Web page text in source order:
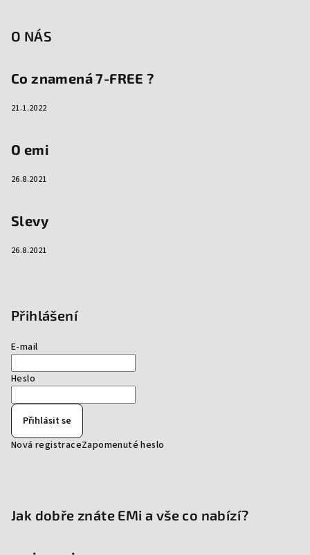
O NÁS
Co znamená 7-FREE ?
21.1.2022
O emi
26.8.2021
Slevy
26.8.2021
Přihlášení
E-mail
Heslo
Přihlásit se
Nová registraceZapomenuté heslo
Jak dobře znáte EMi a vše co nabízí?